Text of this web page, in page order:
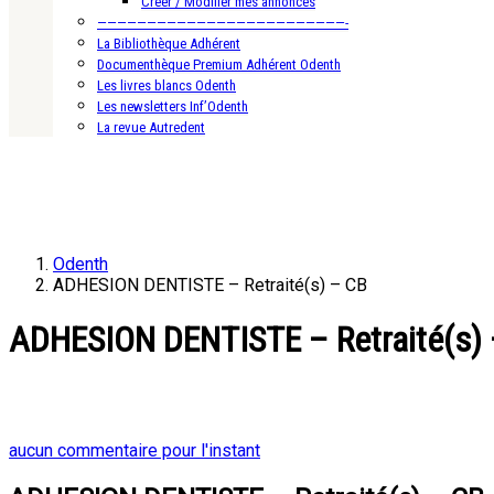
—————————————————————————-
La Bibliothèque Adhérent
Documenthèque Premium Adhérent Odenth
Les livres blancs Odenth
Les newsletters Inf’Odenth
La revue Autredent
Odenth
ADHESION DENTISTE – Retraité(s) – CB
ADHESION DENTISTE – Retraité(s)
aucun commentaire pour l'instant